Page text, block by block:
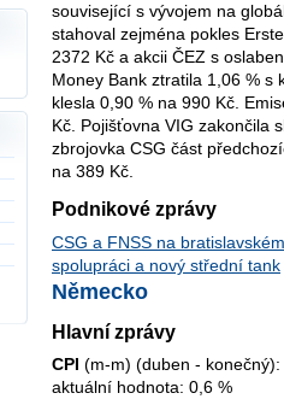
související s vývojem na
stahoval zejména pokles
2372 Kč a akcii ČEZ s
Money Bank ztratila 1,06 % s
klesla 0,90 % na 990 Kč.
Kč. Pojišťovna VIG zakončila
zbrojovka CSG část
na 389 Kč.
Podnikové zprávy
CSG a FNSS na
spolupráci a nový střední tank
Německo
Hlavní zprávy
CPI (m-m) (duben - konečný):
aktuální hodnota: 0,6 %